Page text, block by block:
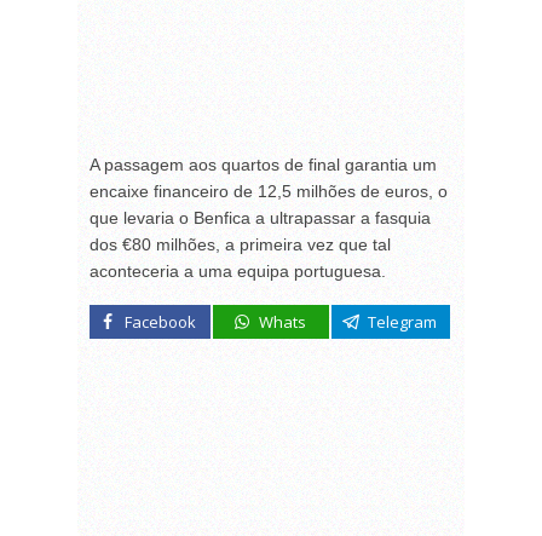
A passagem aos quartos de final garantia um
encaixe financeiro de 12,5 milhões de euros, o
que levaria o Benfica a ultrapassar a fasquia
dos €80 milhões, a primeira vez que tal
aconteceria a uma equipa portuguesa.
Facebook Whats Telegram